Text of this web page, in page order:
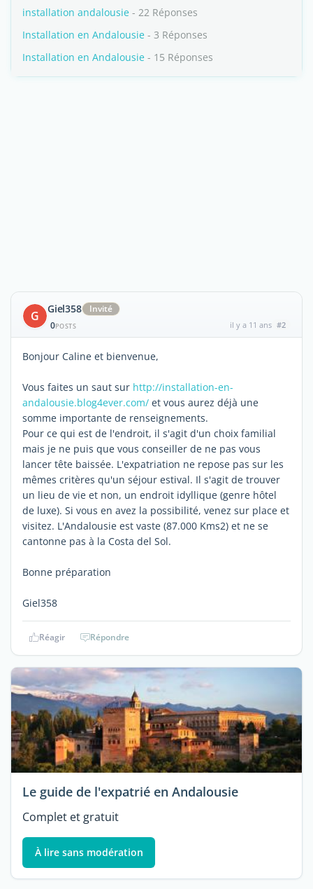
installation andalousie - 22 Réponses
Installation en Andalousie - 3 Réponses
Installation en Andalousie - 15 Réponses
G Giel358
Invité
0POSTS il y a 11 ans #2
Bonjour Caline et bienvenue,
Vous faites un saut sur http://installation-en-
andalousie.blog4ever.com/ et vous aurez déjà une
somme importante de renseignements.
Pour ce qui est de l'endroit, il s'agit d'un choix familial
mais je ne puis que vous conseiller de ne pas vous
lancer tête baissée. L'expatriation ne repose pas sur les
mêmes critères qu'un séjour estival. Il s'agit de trouver
un lieu de vie et non, un endroit idyllique (genre hôtel
de luxe). Si vous en avez la possibilité, venez sur place et
visitez. L'Andalousie est vaste (87.000 Kms2) et ne se
cantonne pas à la Costa del Sol.
Bonne préparation
Giel358
Réagir Répondre
Le guide de l'expatrié en Andalousie
Complet et gratuit
À lire sans modération